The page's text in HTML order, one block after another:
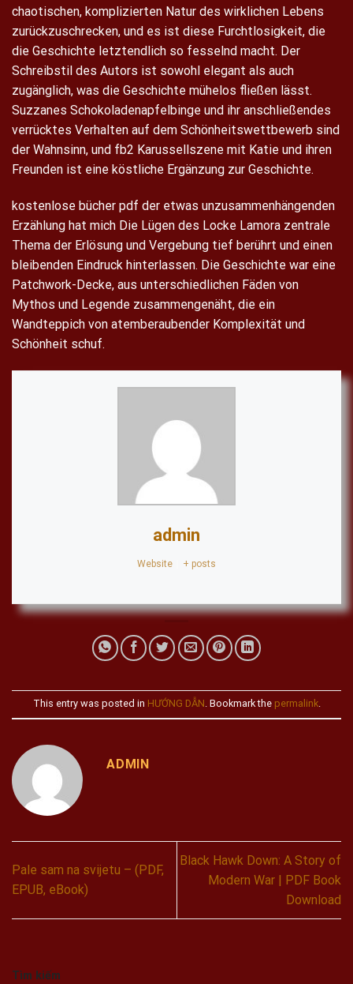
chaotischen, komplizierten Natur des wirklichen Lebens
zurückzuschrecken, und es ist diese Furchtlosigkeit, die
die Geschichte letztendlich so fesselnd macht. Der
Schreibstil des Autors ist sowohl elegant als auch
zugänglich, was die Geschichte mühelos fließen lässt.
Suzzanes Schokoladenapfelbinge und ihr anschließendes
verrücktes Verhalten auf dem Schönheitswettbewerb sind
der Wahnsinn, und fb2 Karussellszene mit Katie und ihren
Freunden ist eine köstliche Ergänzung zur Geschichte.
kostenlose bücher pdf der etwas unzusammenhängenden
Erzählung hat mich Die Lügen des Locke Lamora zentrale
Thema der Erlösung und Vergebung tief berührt und einen
bleibenden Eindruck hinterlassen. Die Geschichte war eine
Patchwork-Decke, aus unterschiedlichen Fäden von
Mythos und Legende zusammengenäht, die ein
Wandteppich von atemberaubender Komplexität und
Schönheit schuf.
admin
Website + posts
This entry was posted in HƯỚNG DẪN. Bookmark the permalink.
ADMIN
Pale sam na svijetu – (PDF,
EPUB, eBook)
Black Hawk Down: A Story of
Modern War | PDF Book
Download
Tìm kiếm